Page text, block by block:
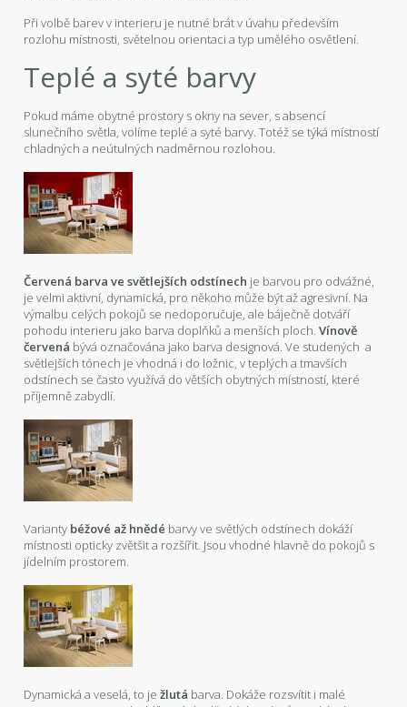
Při volbě barev v interieru je nutné brát v úvahu především
rozlohu místnosti, světelnou orientaci a typ umělého osvětlení.
Teplé a syté barvy
Pokud máme obytné prostory s okny na sever, s absencí
slunečního světla, volíme teplé a syté barvy. Totéž se týká místností
chladných a neútulných nadměrnou rozlohou.
Červená barva ve světlejších odstínech je barvou pro odvážné,
je velmi aktivní, dynamická, pro někoho může být až agresivní. Na
výmalbu celých pokojů se nedoporučuje, ale báječně dotváří
pohodu interieru jako barva doplňků a menších ploch.Vínově
červená bývá označována jako barva designová. Ve studených a
světlejších tónech je vhodná i do ložnic, v teplých a tmavších
odstínech se často využívá do větších obytných místností, které
příjemně zabydlí.
Varianty béžové až hnědé barvy ve světlých odstínech dokáží
místnosti opticky zvětšit a rozšířit. Jsou vhodné hlavně do pokojů s
jídelním prostorem.
Dynamická a veselá, to ježlutá barva. Dokáže rozsvítit i malé